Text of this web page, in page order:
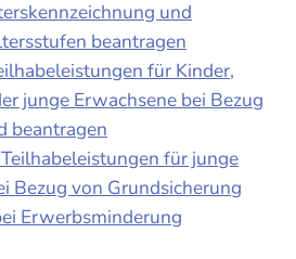
und
beantragen
für Kinder,
junge Erwachsene bei Bezug
beantragen
für junge
Bezug von Grundsicherung
Erwerbsminderung